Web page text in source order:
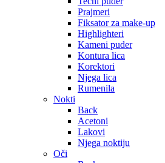
Prajmeri
Fiksator za make-up
Highlighteri
Kameni puder
Kontura lica
Korektori
Njega lica
Rumenila
Nokti
Back
Acetoni
Lakovi
Njega noktiju
Oči